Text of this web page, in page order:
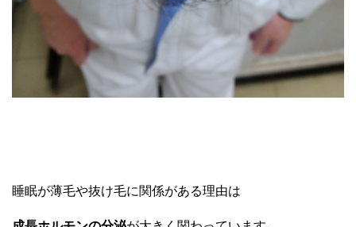
睡眠が薄毛や抜け毛に関係がある理由は